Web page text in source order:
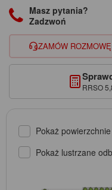
Masz pytania?
Zadzwoń
ZAMÓW ROZMOWĘ
RRSO
Pokaż
Pokaż lustrzane